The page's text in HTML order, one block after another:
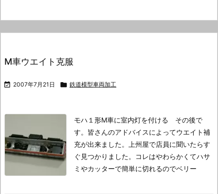
M車ウエイト克服
 2007年7月21日  鉄道模型車両加工
モハ１形M車に室内灯を付ける その後で
す。 皆さんのアドバイスによってウエイト補
充が出来ました。
上州屋で店員に聞いたらす
ぐ見つかりました。
コレはやわらかくてハサ
ミやカッターで簡単に切れるのでベリー